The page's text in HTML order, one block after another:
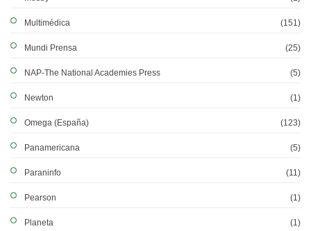
Multimédica (151)
Mundi Prensa (25)
NAP-The National Academies Press (5)
Newton (1)
Omega (España) (123)
Panamericana (5)
Paraninfo (11)
Pearson (1)
Planeta (1)